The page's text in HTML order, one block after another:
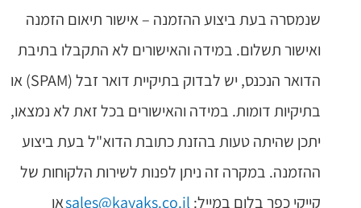
שנמסרה בעת ביצוע ההזמנה – אישור תיאום הזמנה
ואישור תשלום. במידה והאישורים לא התקבלו בתיבת
הדואר הנכנס, יש לבדוק בתיקיית דואר זבל (SPAM) או
בתיקיות דומות. במידה והאישורים בכל זאת לא נמצאו,
יתכן שהיתה טעות בהזנת כתובת הדוא"ל בעת ביצוע
ההזמנה. במקרה זה ניתן לפנות לשירות הלקוחות של
קייקי כפר בלום במייל: sales@kayaks.co.ilאו